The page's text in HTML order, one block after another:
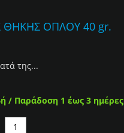
ΘΗΚΗΣ ΟΠΛΟΥ 40 gr.
της...
/ Παράδοση 1 έως 3 ημέρες